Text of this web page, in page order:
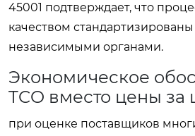
45001 подтверждает, что
качеством
независимыми органами.
Экономическое
TCO вместо цены за
при оценке поставщиков